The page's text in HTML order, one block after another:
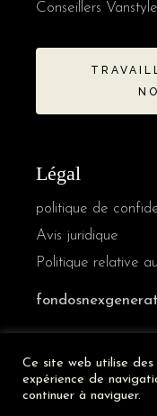
Conseillers Vanstyle
Légal
politique de
Avis juridique
Politique relative
Ce site web utilise
expérience de
continuer à naviguer.